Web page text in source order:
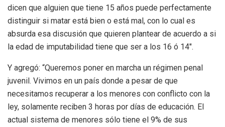
dicen que alguien que tiene 15 años puede perfectamente
distinguir si matar está bien o está mal, con lo cual es
absurda esa discusión que quieren plantear de acuerdo a si
la edad de imputabilidad tiene que ser a los 16 ó 14″.
Y agregó: “Queremos poner en marcha un régimen penal
juvenil. Vivimos en un país donde a pesar de que
necesitamos recuperar a los menores con conflicto con la
ley, solamente reciben 3 horas por días de educación. El
actual sistema de menores sólo tiene el 9% de sus